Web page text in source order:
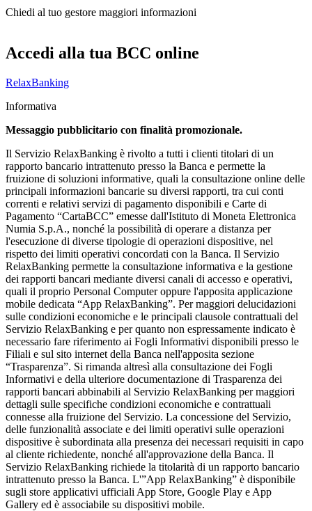
Chiedi al tuo gestore maggiori informazioni
Accedi alla tua BCC online
RelaxBanking
Informativa
Messaggio pubblicitario con finalità promozionale.
Il Servizio RelaxBanking è rivolto a tutti i clienti titolari di un
rapporto bancario intrattenuto presso la Banca e permette la
fruizione di soluzioni informative, quali la consultazione online delle
principali informazioni bancarie su diversi rapporti, tra cui conti
correnti e relativi servizi di pagamento disponibili e Carte di
Pagamento “CartaBCC” emesse dall'Istituto di Moneta Elettronica
Numia S.p.A., nonché la possibilità di operare a distanza per
l'esecuzione di diverse tipologie di operazioni dispositive, nel
rispetto dei limiti operativi concordati con la Banca. Il Servizio
RelaxBanking permette la consultazione informativa e la gestione
dei rapporti bancari mediante diversi canali di accesso e operativi,
quali il proprio Personal Computer oppure l'apposita applicazione
mobile dedicata “App RelaxBanking”. Per maggiori delucidazioni
sulle condizioni economiche e le principali clausole contrattuali del
Servizio RelaxBanking e per quanto non espressamente indicato è
necessario fare riferimento ai Fogli Informativi disponibili presso le
Filiali e sul sito internet della Banca nell'apposita sezione
“Trasparenza”. Si rimanda altresì alla consultazione dei Fogli
Informativi e della ulteriore documentazione di Trasparenza dei
rapporti bancari abbinabili al Servizio RelaxBanking per maggiori
dettagli sulle specifiche condizioni economiche e contrattuali
connesse alla fruizione del Servizio. La concessione del Servizio,
delle funzionalità associate e dei limiti operativi sulle operazioni
dispositive è subordinata alla presenza dei necessari requisiti in capo
al cliente richiedente, nonché all'approvazione della Banca. Il
Servizio RelaxBanking richiede la titolarità di un rapporto bancario
intrattenuto presso la Banca. L'”App RelaxBanking” è disponibile
sugli store applicativi ufficiali App Store, Google Play e App
Gallery ed è associabile su dispositivi mobile.